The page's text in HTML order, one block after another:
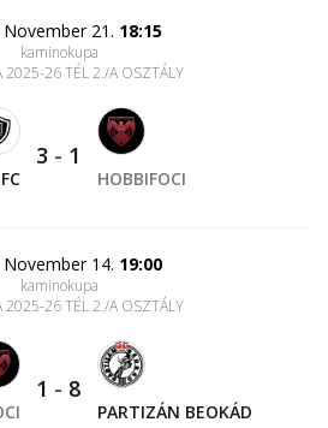
November 21. 18:15
kaminokupa
2025-26 TÉL 2./A OSZTÁLY
3 - 1
HOBBIFOCI
November 14. 19:00
kaminokupa
2025-26 TÉL 2./A OSZTÁLY
1 - 8
PARTIZÁN BEOKÁD